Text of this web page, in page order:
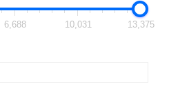
6,688 10,031 13,375